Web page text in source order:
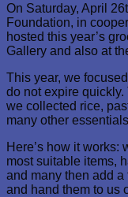
On Saturday, April
Foundation, in
hosted this year’s
Gallery and also at
This year, we
do not expire
we collected rice,
many other
Here’s how it works:
most suitable items,
and many then add
and hand them to us